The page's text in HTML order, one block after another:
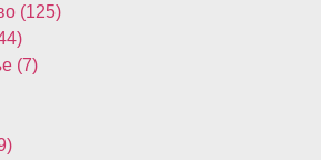
(125)
(7)